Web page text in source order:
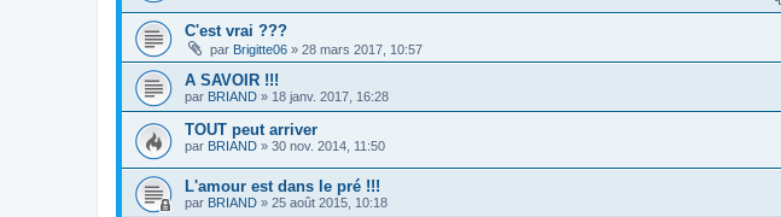
C'est vrai ???
par Brigitte06 » 28 mars 2017, 10:57
A SAVOIR !!!
par BRIAND » 18 janv. 2017, 16:28
TOUT peut arriver
par BRIAND » 30 nov. 2014, 11:50
L'amour est dans le pré !!!
par BRIAND » 25 août 2015, 10:18